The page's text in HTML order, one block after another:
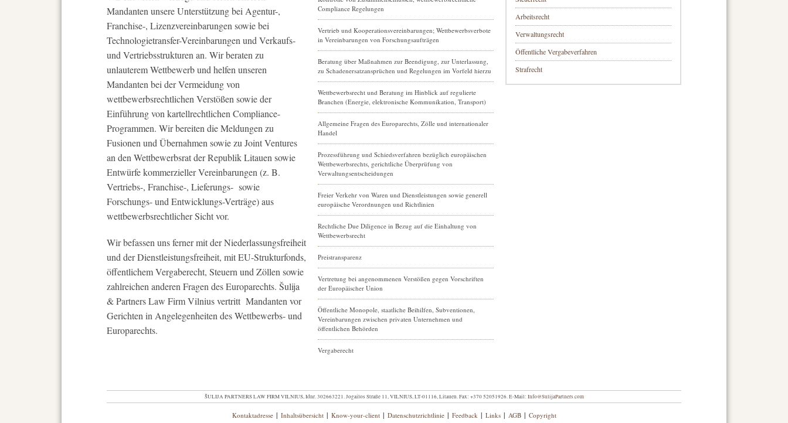
Mandanten unsere Unterstützung bei Agentur-,
Franchise-, Lizenzvereinbarungen sowie bei
Technologietransfer-Vereinbarungen und Verkaufs-
und Vertriebsstrukturen an. Wir beraten zu
unlauterem Wettbewerb und helfen unseren
Mandanten bei der Vermeidung von
wettbewerbsrechtlichen Verstößen sowie der
Einführung von kartellrechtlichen Compliance-
Programmen. Wir bereiten die Meldungen zu
Fusionen und Übernahmen sowie zu Joint Ventures
an den Wettbewerbsrat der Republik Litauen sowie
Entwürfe kommerzieller Vereinbarungen (z. B.
Vertriebs-, Franchise-, Lieferungs- sowie
Forschungs- und Entwicklungs-Verträge) aus
wettbewerbsrechtlicher Sicht vor.
Wir befassen uns ferner mit der Niederlassungsfreiheit
und der Dienstleistungsfreiheit, mit EU-Strukturfonds,
öffentlichem Vergaberecht, Steuern und Zöllen sowie
zahlreichen anderen Fragen des Europarechts. Šulija
& Partners Law Firm Vilnius vertritt Mandanten vor
Gerichten in Angelegenheiten des Wettbewerbs- und
Europarechts.
Compliance Regelungen
Vertrieb und Kooperationsvereinbarungen; Wettbewerbsverbote
in Vereinbarungen von Forschungsaufträgen
Beratung über Maßnahmen zur Beendigung, zur Unterlassung,
zu Schadenersatzansprüchen und Regelungen im Vorfeld hierzu
Wettbewerbsrecht und Beratung im Hinblick auf regulierte
Branchen (Energie, elektronische Kommunikation, Transport)
Allgemeine Fragen des Europarechts, Zölle und internationaler
Handel
Prozessführung und Schiedsverfahren bezüglich europäischen
Wettbewerbsrechts, gerichtliche Überprüfung von
Verwaltungsentscheidungen
Freier Verkehr von Waren und Dienstleistungen sowie generell
europäische Verordnungen und Richtlinien
Rechtliche Due Diligence in Bezug auf die Einhaltung von
Wettbewerbsrecht
Preistransparenz
Vertretung bei angenommenen Verstößen gegen Vorschriften
der Europäischer Union
Öffentliche Monopole, staatliche Beihilfen, Subventionen,
Vereinbarungen zwischen privaten Unternehmen und
öffentlichen Behörden
Vergaberecht
Arbeitsrecht
Verwaltungsrecht
Öffentliche Vergabeverfahren
Strafrecht
ŠULIJA PARTNERS LAW FIRM VILNIUS, Idnr. 302663221. Jogailos Straße 11, VILNIUS, LT-01116, Litauen.Fax: +370 52051926.E-Mail: Info@SulijaPartners.com
Kontaktadresse | Inhaltsübersicht | Know-your-client | Datenschutzrichtlinie | Feedback | Links | AGB | Copyright